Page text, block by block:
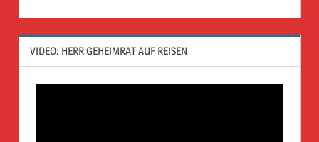
VIDEO: HERR GEHEIMRAT AUF REISEN